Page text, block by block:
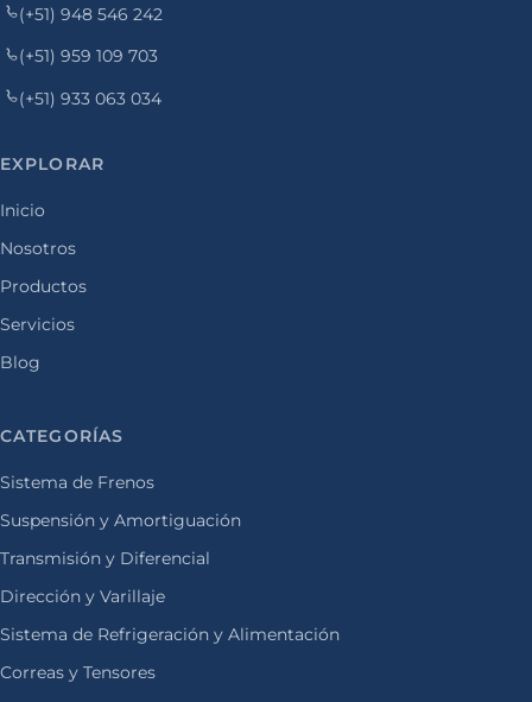
(+51) 948 546 242
(+51) 959 109 703
(+51) 933 063 034
EXPLORAR
Inicio
Nosotros
Productos
Servicios
Blog
CATEGORÍAS
Sistema de Frenos
Suspensión y Amortiguación
Transmisión y Diferencial
Dirección y Varillaje
Sistema de Refrigeración y Alimentación
Correas y Tensores